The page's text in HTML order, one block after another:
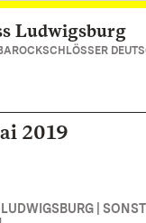
springen
Ludwigsburg
2019
|